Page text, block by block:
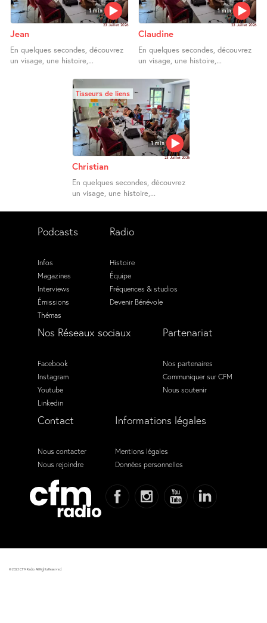
1 min
23 Juillet 2026
Jean
En quelques secondes, découvrez
un visage, une histoire,...
1 min
23 Juillet 2026
Claudine
En quelques secondes, découvrez
un visage, une histoire,...
1 min
Tisseurs de liens
23 Juillet 2026
Christian
En quelques secondes, découvrez
un visage, une histoire,...
Podcasts
Infos
Magazines
Interviews
Émissions
Thémas
Radio
Histoire
Équipe
Fréquences & studios
Devenir Bénévole
Nos Réseaux sociaux
Facebook
Instagram
Youtube
Linkedin
Partenariat
Nos partenaires
Communiquer sur CFM
Nous soutenir
Contact
Nous contacter
Nous rejoindre
Informations légales
Mentions légales
Données personnelles
© 2023 CFM Radio. All Rights Reserved.